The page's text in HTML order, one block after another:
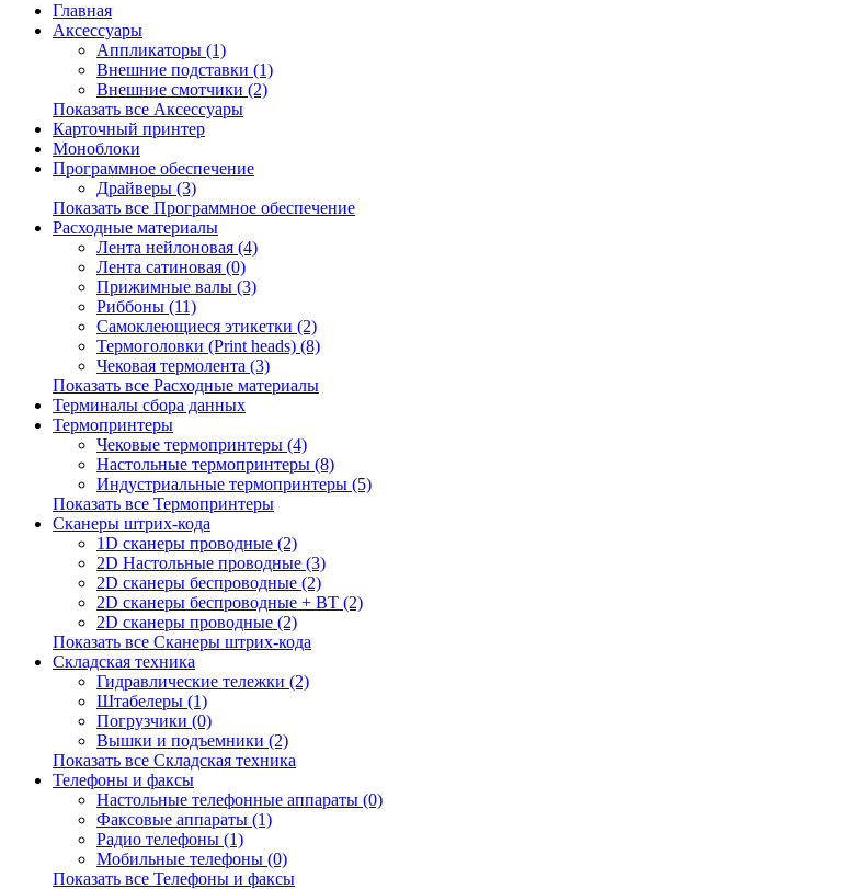
Главная
Аксессуары
Аппликаторы (1)
Внешние подставки (1)
Внешние смотчики (2)
Показать все Аксессуары
Карточный принтер
Моноблоки
Программное обеспечение
Драйверы (3)
Показать все Программное обеспечение
Расходные материалы
Лента нейлоновая (4)
Лента сатиновая (0)
Прижимные валы (3)
Риббоны (11)
Самоклеющиеся этикетки (2)
Термоголовки (Print heads) (8)
Чековая термолента (3)
Показать все Расходные материалы
Терминалы сбора данных
Термопринтеры
Чековые термопринтеры (4)
Настольные термопринтеры (8)
Индустриальные термопринтеры (5)
Показать все Термопринтеры
Сканеры штрих-кода
1D сканеры проводные (2)
2D Настольные проводные (3)
2D сканеры беспроводные (2)
2D сканеры беспроводные + BT (2)
2D сканеры проводные (2)
Показать все Сканеры штрих-кода
Складская техника
Гидравлические тележки (2)
Штабелеры (1)
Погрузчики (0)
Вышки и подъемники (2)
Показать все Складская техника
Телефоны и факсы
Настольные телефонные аппараты (0)
Факсовые аппараты (1)
Радио телефоны (1)
Мобильные телефоны (0)
Показать все Телефоны и факсы